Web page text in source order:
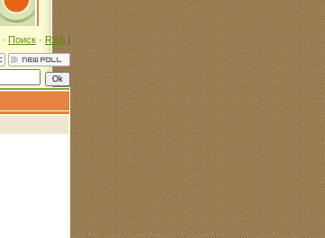
· Поиск · RSS ]